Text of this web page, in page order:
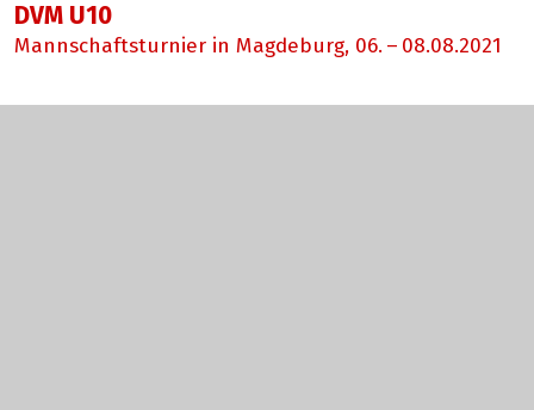
DVM U10
Mannschaftsturnier in Magdeburg, 06. – 08.08.2021